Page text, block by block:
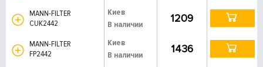
MANN-FILTER
CUK2442
Киев
В наличии
1209
MANN-FILTER
FP2442
Киев
В наличии
1436